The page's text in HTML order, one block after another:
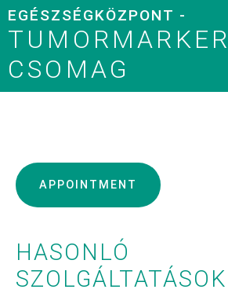
EGÉSZSÉGKÖZPONT -
CSOMAG
APPOINTMENT
HASONLÓ
SZOLGÁLTATÁSOK